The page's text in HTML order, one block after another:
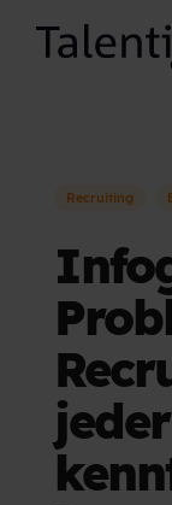
Recruiting